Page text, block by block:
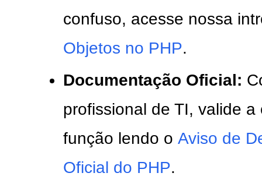
confuso, acesse nossa
Objetos no PHP.
Documentação Oficial:
profissional de TI, valide
função lendo o Aviso de
Oficial do PHP.